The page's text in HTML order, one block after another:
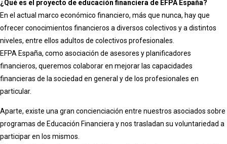
¿Qué es el proyecto de educación financiera de EFPA España?
En el actual marco económico financiero, más que nunca, hay que
ofrecer conocimientos financieros a diversos colectivos y a distintos
niveles, entre ellos adultos de colectivos profesionales.
EFPA España, como asociación de asesores y planificadores
financieros, queremos colaborar en mejorar las capacidades
financieras de la sociedad en general y de los profesionales en
particular.
Aparte, existe una gran concienciación entre nuestros asociados sobre
programas de Educación Financiera y nos trasladan su voluntariedad a
participar en los mismos.